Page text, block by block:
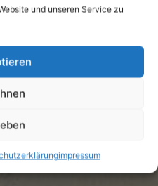
und unseren Service zu
impressum
Hausreparatur-Buch»
Neuer Look fürs